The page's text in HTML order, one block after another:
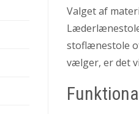
Valget af
stoflænestole
vælger, er det